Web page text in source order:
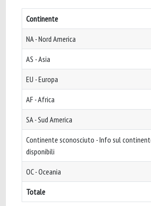
Continente
NA - Nord America
AS - Asia
EU - Europa
AF - Africa
SA - Sud America
Continente sconosciuto - Info sul
disponibili
OC - Oceania
Totale